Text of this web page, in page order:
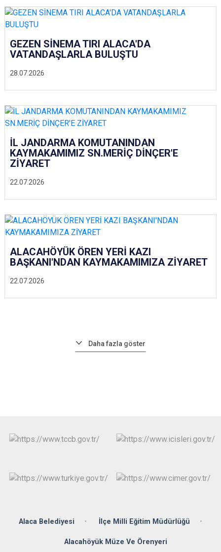
28.07.2026
GEZEN SİNEMA TIRI ALACA'DA
VATANDAŞLARLA BULUŞTU
22.07.2026
İL JANDARMA KOMUTANINDAN
KAYMAKAMIMIZ SN.MERİÇ DİNÇER'E
ZİYARET
22.07.2026
ALACAHÖYÜK ÖREN YERİ KAZI
BAŞKANI'NDAN KAYMAKAMIMIZA ZİYARET
Daha fazla göster
Alaca Belediyesi İlçe Milli Eğitim Müdürlüğü
Alacahöyük Müze Ve Örenyeri